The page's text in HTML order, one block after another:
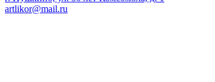
artlikor@mail.ru